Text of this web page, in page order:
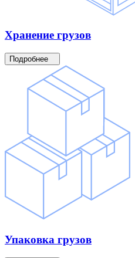
Хранение грузов
Подробнее
Упаковка грузов